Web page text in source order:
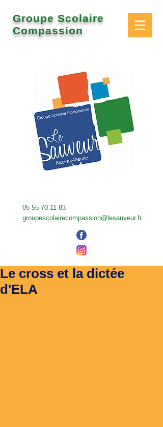
Groupe Scolaire
Compassion
05 55 70 11 83
groupescolairecompassion@lesauveur.fr
Le cross et la dictée
d'ELA